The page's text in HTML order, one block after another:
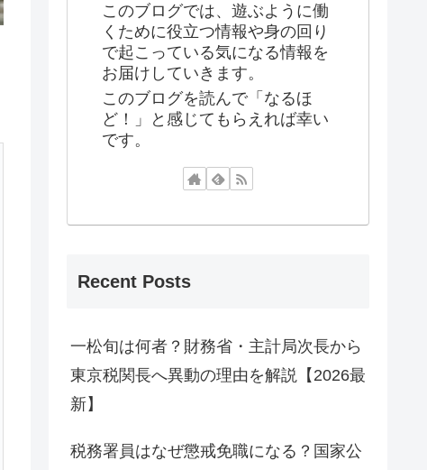
このブログでは、遊ぶように働
くために役立つ情報や身の回り
で起こっている気になる情報を
お届けしていきます。
このブログを読んで「なるほ
ど！」と感じてもらえれば幸い
です。
Recent Posts
一松旬は何者？財務省・主計局次長から
東京税関長へ異動の理由を解説【2026最
新】
税務署員はなぜ懲戒免職になる？国家公